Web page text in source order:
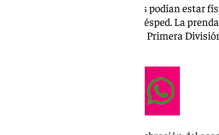
El mensaje era claro. Si no todos podían estar
menos todos estarían sobre el césped. La
si el equipo lograba el ascenso a Primera